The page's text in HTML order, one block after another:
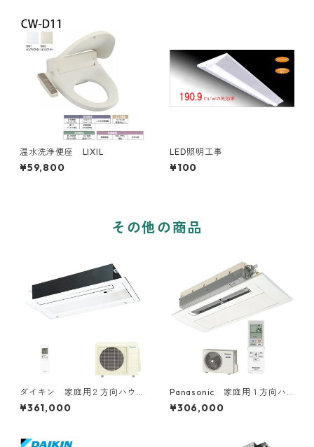
温水洗浄便座 LIXIL
¥59,800
LED照明工事
¥100
その他の商品
ダイキン 家庭用２方向ハウ
ジングエアコン 14～16畳用
¥361,000
Panasonic 家庭用１方向ハ
ウジングエアコン 6～18畳用
¥306,000